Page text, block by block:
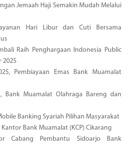
Jemaah Haji Semakin Mudah Melalui
Hari Libur dan Cuti Bersama
Raih Penghargaan Indonesia Public
2025
Pembiayaan Emas Bank Muamalat
Bank Muamalat Olahraga Bareng dan
Banking Syariah Pilihan Masyarakat
Bank Muamalat (KCP) Cikarang
Cabang Pembantu Sidoarjo Bank